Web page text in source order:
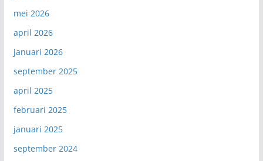
mei 2026
april 2026
januari 2026
september 2025
april 2025
februari 2025
januari 2025
september 2024